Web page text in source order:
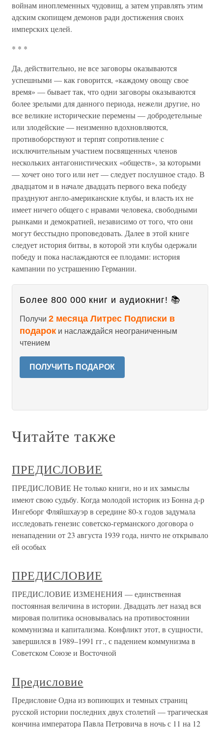
войнам иноплеменных чудовищ, а затем управлять этим
адским скопищем демонов ради достижения своих
имперских целей.
* * *
Да, действительно, не все заговоры оказываются
успешными — как говорится, «каждому овощу свое
время» — бывает так, что одни заговоры оказываются
более зрелыми для данного периода, нежели другие, но
все великие исторические перемены — добродетельные
или злодейские — неизменно вдохновляются,
противоборствуют и терпят сопротивление с
исключительным участием посвященных членов
нескольких антагонистических «обществ», за которыми
— хочет оно того или нет — следует послушное стадо. В
двадцатом и в начале двадцать первого века победу
празднуют англо-американские клубы, и власть их не
имеет ничего общего с нравами человека, свободными
рынками и демократией, независимо от того, что они
могут бесстыдно проповедовать. Далее в этой книге
следует история битвы, в которой эти клубы одержали
победу и пока наслаждаются ее плодами: история
кампании по устрашению Германии.
Более 800 000 книг и аудиокниг! 📚
Получи 2 месяца Литрес Подписки в
подарок и наслаждайся неограниченным
чтением
ПОЛУЧИТЬ ПОДАРОК
Читайте также
ПРЕДИСЛОВИЕ
ПРЕДИСЛОВИЕ Не только книги, но и их замыслы
имеют свою судьбу. Когда моло­дой историк из Бонна д-р
Ингеборг Фляйшхауэр в середине 80-х годов задумала
исследовать генезис советско-германского договора о
ненапа­дении от 23 августа 1939 года, ничто не открывало
ей особых
ПРЕДИСЛОВИЕ
ПРЕДИСЛОВИЕ ИЗМЕНЕНИЯ — единственная
постоянная величина в истории. Двадцать лет назад вся
мировая политика основывалась на противостоянии
коммунизма и капитализма. Конфликт этот, в сущности,
завершился в 1989–1991 гг., с падением коммунизма в
Советском Союзе и Восточной
Предисловие
Предисловие Одна из вопиющих и темных страниц
русской истории последних двух столетий — трагическая
кончина императора Павла Петровича в ночь с 11 на 12